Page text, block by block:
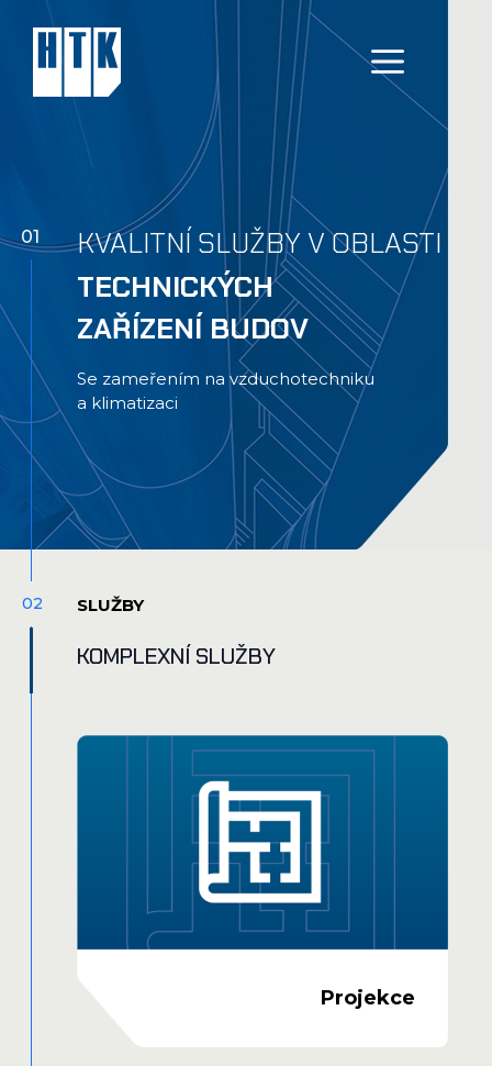
01
KVALITNÍ SLUŽBY V OBLASTI
TECHNICKÝCH
ZAŘÍZENÍ BUDOV
Se zameřením na vzduchotechniku
a klimatizaci
SLUŽBY
02
KOMPLEXNÍ SLUŽBY
Projekce